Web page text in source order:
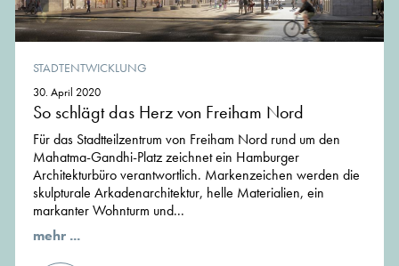
STADTENTWICKLUNG
30. April 2020
So schlägt das Herz von Freiham Nord
Für das Stadtteilzentrum von Freiham Nord rund um den
Mahatma-Gandhi-Platz zeichnet ein Hamburger
Architekturbüro verantwortlich. Markenzeichen werden die
skulpturale Arkadenarchitektur, helle Materialien, ein
markanter Wohnturm und...
mehr ...